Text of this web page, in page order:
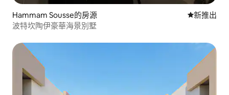
Hammam Sousse的房源 新住處
新推出
波特坎陶伊豪華海景別墅